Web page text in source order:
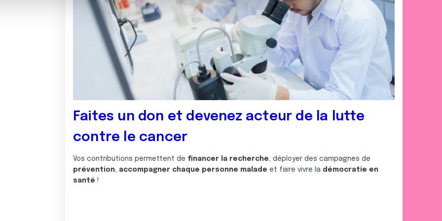
Faites un don et devenez acteur de la lutte
contre le cancer
Vos contributions permettent de financer la recherche, déployer des campagnes de
prévention, accompagner chaque personne malade et faire vivre la démocratie en
santé !